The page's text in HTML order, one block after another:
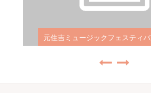
元住吉ミュージックフェスティ